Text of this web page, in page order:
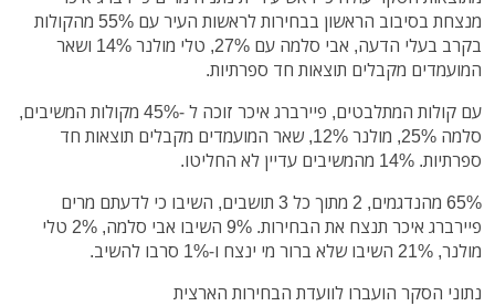
מנצחת בסיבוב הראשון בבחירות לראשות העיר עם 55% מהקולות
בקרב בעלי הדעה, אבי סלמה עם 27%, טלי מולנר 14% ושאר
המועמדים מקבלים תוצאות חד ספרתיות.
עם קולות המתלבטים, פיירברג איכר זוכה ל -45% מקולות המשיבים,
סלמה 25%, מולנר 12%, שאר המועמדים מקבלים תוצאות חד
ספרתיות. 14% מהמשיבים עדיין לא החליטו.
65% מהנדגמים, 2 מתוך כל 3 תושבים, השיבו כי לדעתם מרים
פיירברג איכר תנצח את הבחירות. 9% השיבו אבי סלמה, 2% טלי
מולנר, 21% השיבו שלא ברור מי ינצח ו-1% סרבו להשיב.
נתוני הסקר הועברו לוועדת הבחירות הארצית